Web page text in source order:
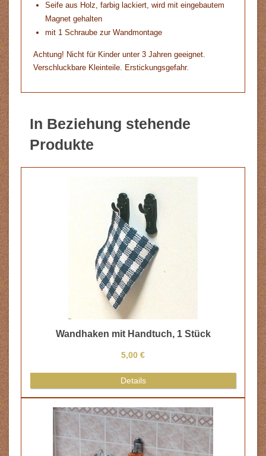
Seife aus Holz, farbig lackiert, wird mit eingebautem
Magnet gehalten
mit 1 Schraube zur Wandmontage
Achtung! Nicht für Kinder unter 3 Jahren geeignet.
Verschluckbare Kleinteile. Erstickungsgefahr.
In Beziehung stehende
Produkte
Wandhaken mit Handtuch, 1 Stück
5,00 €
Details